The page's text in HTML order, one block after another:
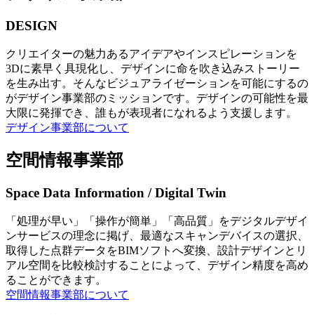
DESIGN
クリエイターの魅力あるアイデアやインスピレーションを
3Dに素早く具現化し、デザインに命を吹き込みストーリー
を生み出す。そんなビジュアライゼーションを可能にするの
がデザイン事業部のミッションです。デザインの可能性を最
大限に発揮でき、誰もが表現者になれるよう支援します。
デザイン事業部について
空間情報事業部
Space Data Information / Digital Twin
「処理が早い」「操作が簡単」「高品質」をデジタルデザイ
ンサービスの理念に掲げ、最適なスキャンデバイスの選択、
取得した点群データをBIMソフトへ変換、設計デザインとリ
アル空間を比較検討することによって、デザイン精度を高め
ることができます。
空間情報事業部について